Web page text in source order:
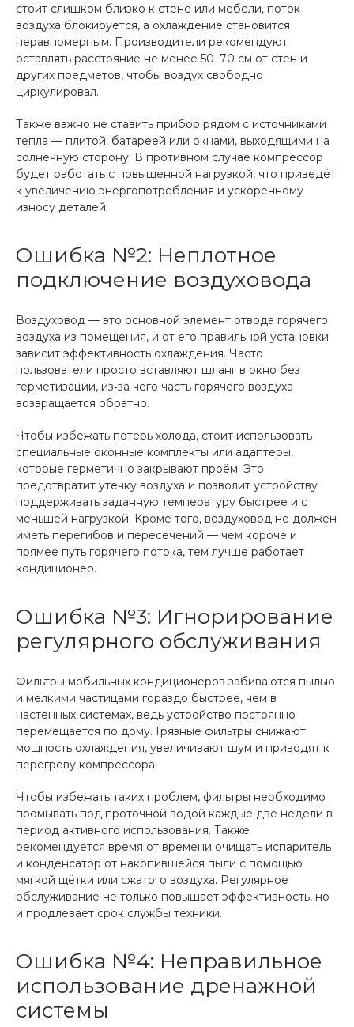
стоит слишком близко к стене или мебели, поток
воздуха блокируется, а охлаждение становится
неравномерным. Производители рекомендуют
оставлять расстояние не менее 50–70 см от стен и
других предметов, чтобы воздух свободно
циркулировал.
Также важно не ставить прибор рядом с источниками
тепла — плитой, батареей или окнами, выходящими на
солнечную сторону. В противном случае компрессор
будет работать с повышенной нагрузкой, что приведёт
к увеличению энергопотребления и ускоренному
износу деталей.
Ошибка №2: Неплотное
подключение воздуховода
Воздуховод — это основной элемент отвода горячего
воздуха из помещения, и от его правильной установки
зависит эффективность охлаждения. Часто
пользователи просто вставляют шланг в окно без
герметизации, из‑за чего часть горячего воздуха
возвращается обратно.
Чтобы избежать потерь холода, стоит использовать
специальные оконные комплекты или адаптеры,
которые герметично закрывают проём. Это
предотвратит утечку воздуха и позволит устройству
поддерживать заданную температуру быстрее и с
меньшей нагрузкой. Кроме того, воздуховод не должен
иметь перегибов и пересечений — чем короче и
прямее путь горячего потока, тем лучше работает
кондиционер.
Ошибка №3: Игнорирование
регулярного обслуживания
Фильтры мобильных кондиционеров забиваются пылью
и мелкими частицами гораздо быстрее, чем в
настенных системах, ведь устройство постоянно
перемещается по дому. Грязные фильтры снижают
мощность охлаждения, увеличивают шум и приводят к
перегреву компрессора.
Чтобы избежать таких проблем, фильтры необходимо
промывать под проточной водой каждые две недели в
период активного использования. Также
рекомендуется время от времени очищать испаритель
и конденсатор от накопившейся пыли с помощью
мягкой щётки или сжатого воздуха. Регулярное
обслуживание не только повышает эффективность, но
и продлевает срок службы техники.
Ошибка №4: Неправильное
использование дренажной
системы